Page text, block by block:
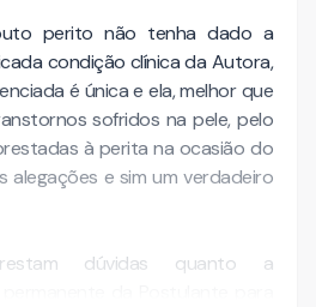
perito não tenha dado a
condição clínica da Autora,
é única e ela, melhor que
sofridos na pele, pelo
à perita na ocasião do
alegações e sim um verdadeiro
dúvidas quanto a